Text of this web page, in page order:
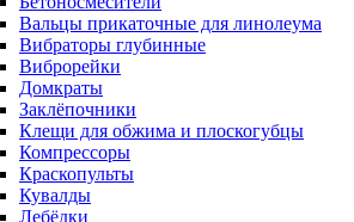
Вальцы прикаточные для линолеума
Вибраторы глубинные
Виброрейки
Домкраты
Заклёпочники
Клещи для обжима и плоскогубцы
Компрессоры
Краскопульты
Кувалды
Лебёдки